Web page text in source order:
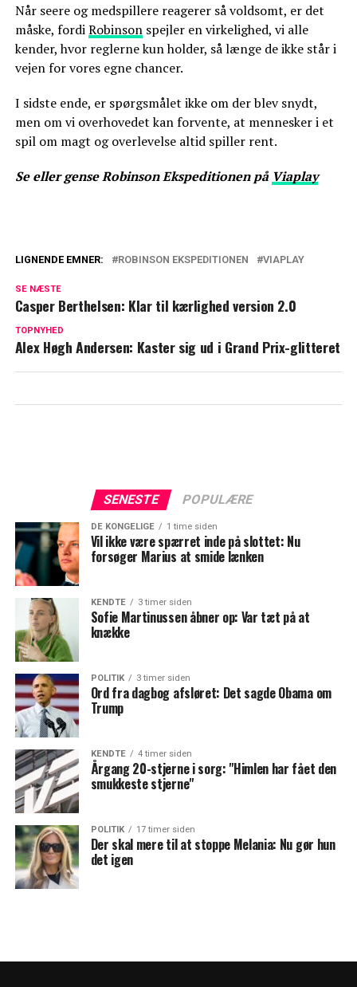
Når seere og medspillere reagerer så voldsomt, er det
måske, fordiRobinsonspejler en virkelighed, vi alle
kender, hvor reglerne kun holder, så længe de ikke står i
vejen for vores egne chancer.
I sidste ende, er spørgsmålet ikke om der blev snydt,
men om vi overhovedet kan forvente, at mennesker i et
spil om magt og overlevelse altid spiller rent.
Se eller gense Robinson Ekspeditionen på Viaplay
familie: Nu skal drømmen opfyldes
hendes ryg
LIGNENDE EMNER: ROBINSON EKSPEDITIONEN VIAPLAY
SE NÆSTE
Casper Berthelsen: Klar til kærlighed version 2.0
TOPNYHED
Alex Høgh Andersen: Kaster sig ud i Grand Prix-glitteret
SENESTE POPULÆRE
DE KONGELIGE 1 time siden
Vil ikke være spærret inde på slottet: Nu
forsøger Marius at smide lænken
KENDTE 3 timer siden
Sofie Martinussen åbner op: Var tæt på at
knække
POLITIK 3 timer siden
Ord fra dagbog afsløret: Det sagde Obama om
Trump
KENDTE 4 timer siden
Årgang 20-stjerne i sorg: "Himlen har fået den
smukkeste stjerne"
POLITIK 17 timer siden
Der skal mere til at stoppe Melania: Nu gør hun
det igen